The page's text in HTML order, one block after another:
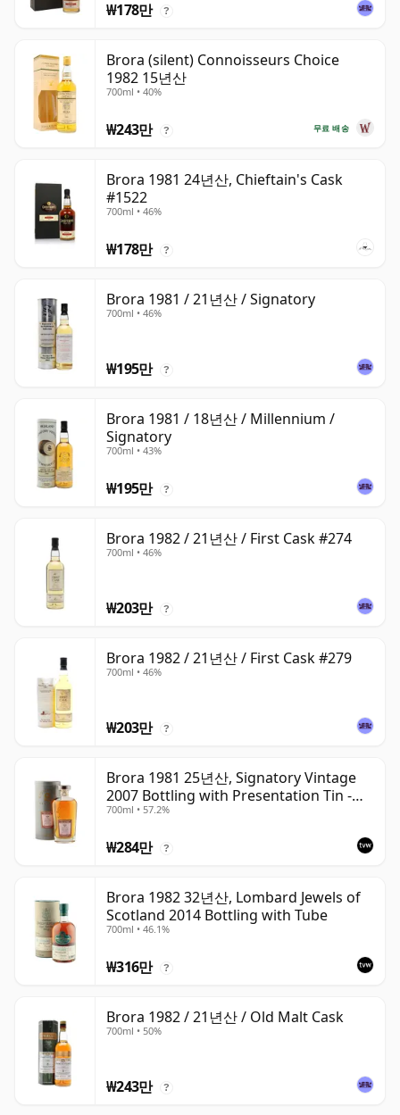
₩178만 ?
Brora (silent) Connoisseurs Choice
1982 15년산
700ml • 40%
무료 배송
₩243만 ?
Brora 1981 24년산, Chieftain's Cask
#1522
700ml • 46%
₩178만 ?
Brora 1981 / 21년산 / Signatory
700ml • 46%
₩195만 ?
Brora 1981 / 18년산 / Millennium /
Signatory
700ml • 43%
₩195만 ?
Brora 1982 / 21년산 / First Cask #274
700ml • 46%
₩203만 ?
Brora 1982 / 21년산 / First Cask #279
700ml • 46%
₩203만 ?
Brora 1981 25년산, Signatory Vintage
2007 Bottling with Presentation Tin -
Cask 1518
700ml • 57.2%
₩284만 ?
Brora 1982 32년산, Lombard Jewels of
Scotland 2014 Bottling with Tube
700ml • 46.1%
₩316만 ?
Brora 1982 / 21년산 / Old Malt Cask
700ml • 50%
₩243만 ?